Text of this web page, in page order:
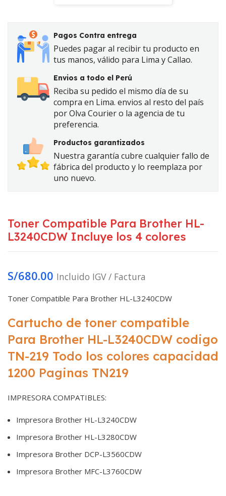
Pagos Contra entrega
Puedes pagar al recibir tu producto en
tus manos, válido para Lima y Callao.
Envios a todo el Perú
Reciba su pedido el mismo día de su
compra en Lima. envios al resto del país
por Olva Courier o la agencia de tu
preferencia.
Productos garantizados
Nuestra garantía cubre cualquier fallo de
fábrica del producto y lo reemplaza por
uno nuevo.
Toner Compatible Para Brother HL-
L3240CDW Incluye los 4 colores
S/680.00 Incluido IGV / Factura
Toner Compatible Para Brother HL-L3240CDW
Cartucho de toner compatible
Para Brother HL-L3240CDW codigo
TN-219 Todo los colores capacidad
1200 Paginas TN219
IMPRESORA COMPATIBLES:
Impresora Brother HL-L3240CDW
Impresora Brother HL-L3280CDW
Impresora Brother DCP-L3560CDW
Impresora Brother MFC-L3760CDW